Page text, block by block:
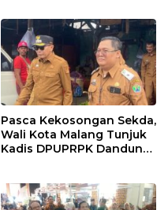
Pasca Kekosongan Sekda,
Wali Kota Malang Tunjuk
Kadis DPUPRPK Dandung
Sekda